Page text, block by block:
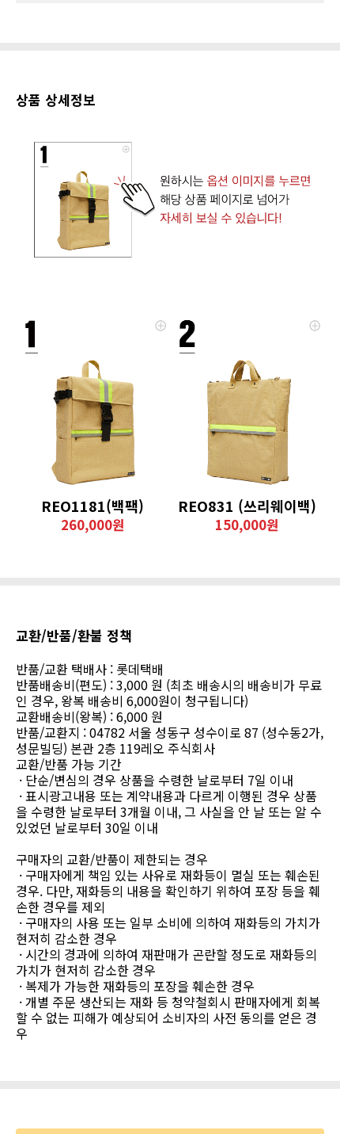
상품 상세정보
REO1181(백팩)
260,000원
REO831 (쓰리웨이백)
150,000원
교환/반품/환불 정책
반품/교환 택배사 : 롯데택배
반품배송비(편도) : 3,000 원 (최초 배송시의 배송비가 무료
인 경우, 왕복 배송비 6,000원이 청구됩니다)
교환배송비(왕복) : 6,000 원
반품/교환지 : 04782 서울 성동구 성수이로 87 (성수동2가,
성문빌딩) 본관 2층 119레오 주식회사
교환/반품 가능 기간
· 단순/변심의 경우 상품을 수령한 날로부터 7일 이내
· 표시광고내용 또는 계약내용과 다르게 이행된 경우 상품
을 수령한 날로부터 3개월 이내, 그 사실을 안 날 또는 알 수
있었던 날로부터 30일 이내
구매자의 교환/반품이 제한되는 경우
· 구매자에게 책임 있는 사유로 재화등이 멸실 또는 훼손된
경우. 다만, 재화등의 내용을 확인하기 위하여 포장 등을 훼
손한 경우를 제외
· 구매자의 사용 또는 일부 소비에 의하여 재화등의 가치가
현저히 감소한 경우
· 시간의 경과에 의하여 재판매가 곤란할 정도로 재화등의
가치가 현저히 감소한 경우
· 복제가 가능한 재화등의 포장을 훼손한 경우
· 개별 주문 생산되는 재화 등 청약철회시 판매자에게 회복
할 수 없는 피해가 예상되어 소비자의 사전 동의를 얻은 경
우